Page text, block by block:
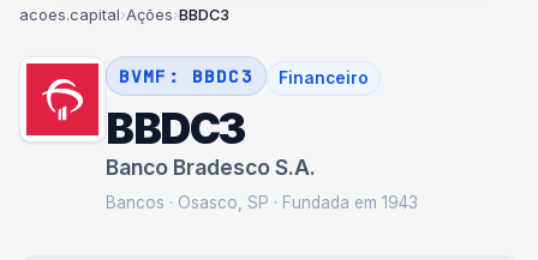
acoes.capital›Ações›BBDC3
BVMF: BBDC3 Financeiro
BBDC3
Banco Bradesco S.A.
Bancos · Osasco, SP · Fundada em 1943